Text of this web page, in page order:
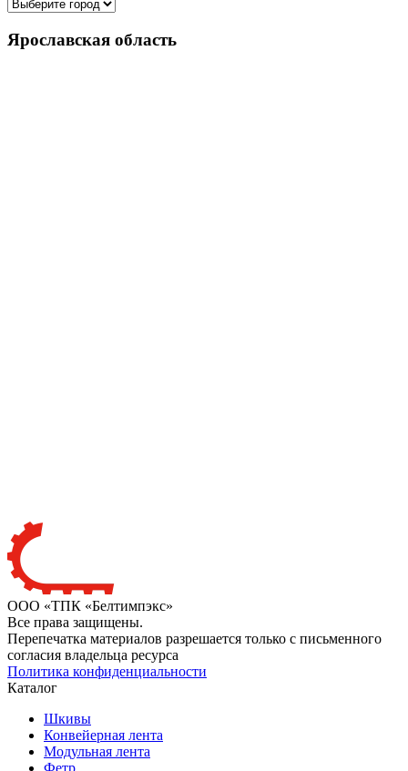
Ярославская область
ООО «ТПК «Белтимпэкс»
Все права защищены.
Перепечатка материалов разрешается только с письменного
согласия владельца ресурса
Политика конфиденциальности
Каталог
Шкивы
Конвейерная лента
Модульная лента